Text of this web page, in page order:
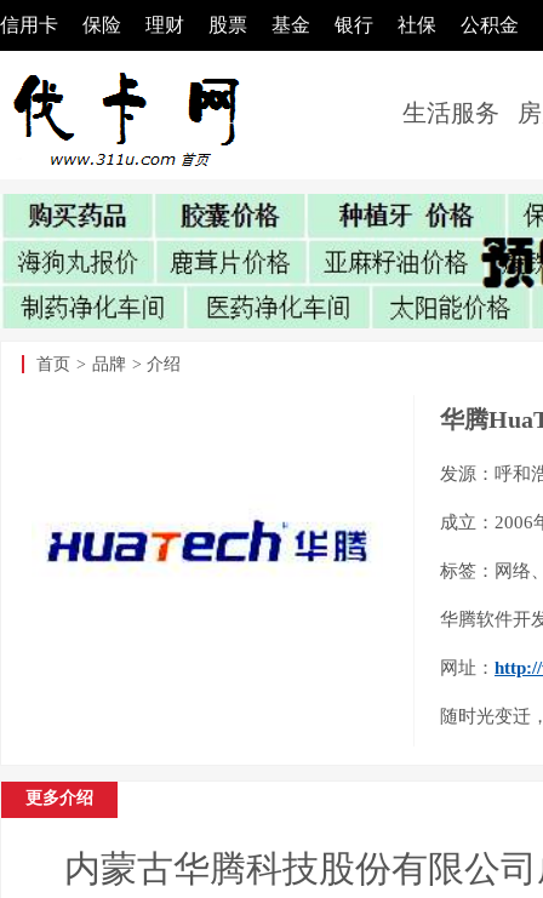
信用卡 保险 理财 股票 基金 银行 社保 公积金
生活服务
首页 > 品牌 > 介绍
华腾
发源：呼和
成立：2006
标签：网络
华腾软件开
网址：
随时光变迁
更多介绍
内蒙古华腾科技股份有限公